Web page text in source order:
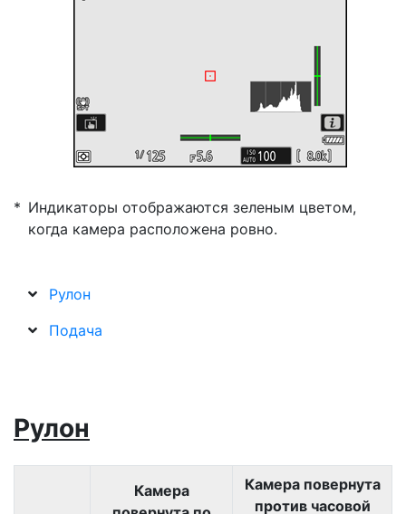
Индикаторы отображаются зеленым цветом,
когда камера расположена ровно.
Рулон
Подача
Рулон
Камера
Камера повернута
против часовой